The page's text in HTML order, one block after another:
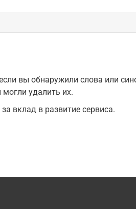
вы обнаружили слова или
удалить их.
вклад в развитие сервиса.